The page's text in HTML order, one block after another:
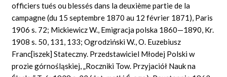
officiers tués ou blessés dans la deuxième partie de la
campagne (du 15 septembre 1870 au 12 février 1871), Paris
1906 s. 72; Mickiewicz W., Emigracja polska 1860—1890, Kr.
1908 s. 50, 131, 133; Ogrodziński W., O. Euzebiusz
Franc[iszek] Stateczny. Przedstawiciel Młodej Polski w
prozie górnośląskiej, „Roczniki Tow. Przyjaciół Nauk na